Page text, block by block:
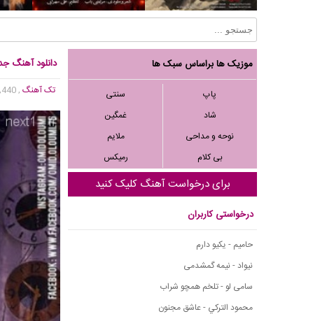
موزیک ها براساس سبک ها
پاپ
سنتی
شاد
غمگین
نوحه و مداحی
ملایم
بی کلام
رمیکس
برای درخواست آهنگ کلیک کنید
درخواستی کاربران
حامیم - یکیو دارم
نیواد - نیمه گمشدمی
سامی لو - تلخم همچو شراب
محمود التركي - عاشق مجنون
دانلود آهنگ
تک آهنگ, 1,440 بازدید